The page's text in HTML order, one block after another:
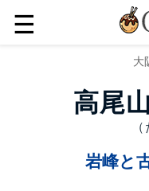
☰
大
高尾
岩峰と